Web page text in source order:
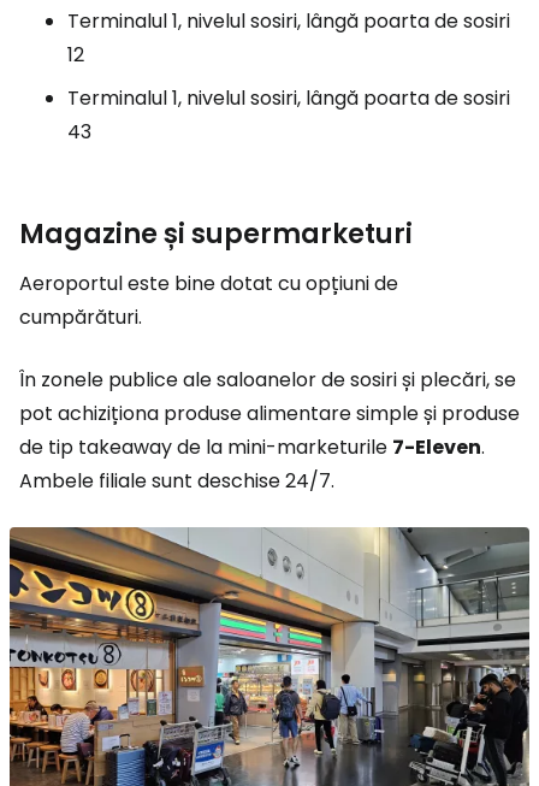
Terminalul 1, nivelul sosiri, lângă poarta de sosiri
12
Terminalul 1, nivelul sosiri, lângă poarta de sosiri
43
Magazine și supermarketuri
Aeroportul este bine dotat cu opțiuni de
cumpărături.
În zonele publice ale saloanelor de sosiri și plecări, se
pot achiziționa produse alimentare simple și produse
de tip takeaway de la mini-marketurile 7-Eleven.
Ambele filiale sunt deschise 24/7.